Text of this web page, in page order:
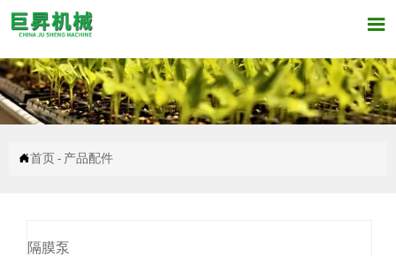

首页 - 产品配件
隔膜泵